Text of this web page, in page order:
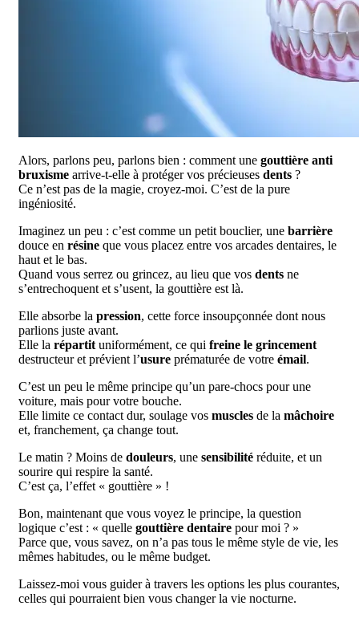
Alors, parlons peu, parlons bien : comment une gouttière anti
bruxisme arrive-t-elle à protéger vos précieuses dents ?
Ce n’est pas de la magie, croyez-moi. C’est de la pure
ingéniosité.
Imaginez un peu : c’est comme un petit bouclier, une barrière
douce en résine que vous placez entre vos arcades dentaires, le
haut et le bas.
Quand vous serrez ou grincez, au lieu que vos dents ne
s’entrechoquent et s’usent, la gouttière est là.
Elle absorbe la pression, cette force insoupçonnée dont nous
parlions juste avant.
Elle la répartit uniformément, ce qui freine le grincement
destructeur et prévient l’usure prématurée de votre émail.
C’est un peu le même principe qu’un pare-chocs pour une
voiture, mais pour votre bouche.
Elle limite ce contact dur, soulage vos muscles de la mâchoire
et, franchement, ça change tout.
Le matin ? Moins de douleurs, une sensibilité réduite, et un
sourire qui respire la santé.
C’est ça, l’effet « gouttière » !
Bon, maintenant que vous voyez le principe, la question
logique c’est : « quelle gouttière dentaire pour moi ? »
Parce que, vous savez, on n’a pas tous le même style de vie, les
mêmes habitudes, ou le même budget.
Laissez-moi vous guider à travers les options les plus courantes,
celles qui pourraient bien vous changer la vie nocturne.